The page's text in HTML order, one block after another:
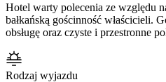
Hotel warty polecenia ze względu
bałkańską gościnność właścicieli.
obsługę oraz czyste i przestronne
Rodzaj wyjazdu